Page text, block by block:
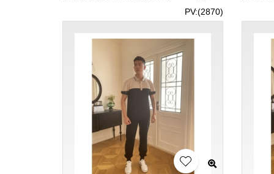
PV:(2870)